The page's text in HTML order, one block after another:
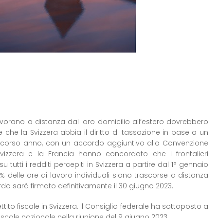
a distanza dal loro domicilio all’estero dovrebbero
che la Svizzera abbia il diritto di tassazione in base a un
anno, con un accordo aggiuntivo alla Convenzione
e la Francia hanno concordato che i frontalieri
tutti i redditi percepiti in Svizzera a partire dal 1° gennaio
delle ore di lavoro individuali siano trascorse a distanza
sarà firmato definitivamente il 30 giugno 2023.
fiscale in Svizzera. Il Consiglio federale ha sottoposto a